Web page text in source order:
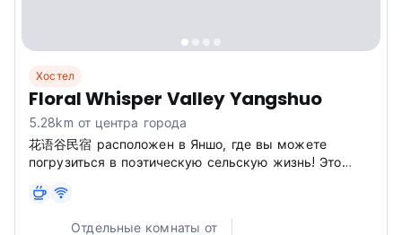
Хостел
Floral Whisper Valley Yangshuo
5.28km от центра города
花语谷民宿 расположен в Яншо, где вы можете
погрузиться в поэтическую сельскую жизнь! Это
обычаями и насладиться природными пейзажами.
(Auto-translated from original language)
Отдельные комнаты от